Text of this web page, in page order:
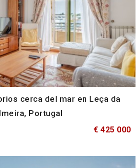
cerca del mar en Leça da
Portugal
€ 425 000